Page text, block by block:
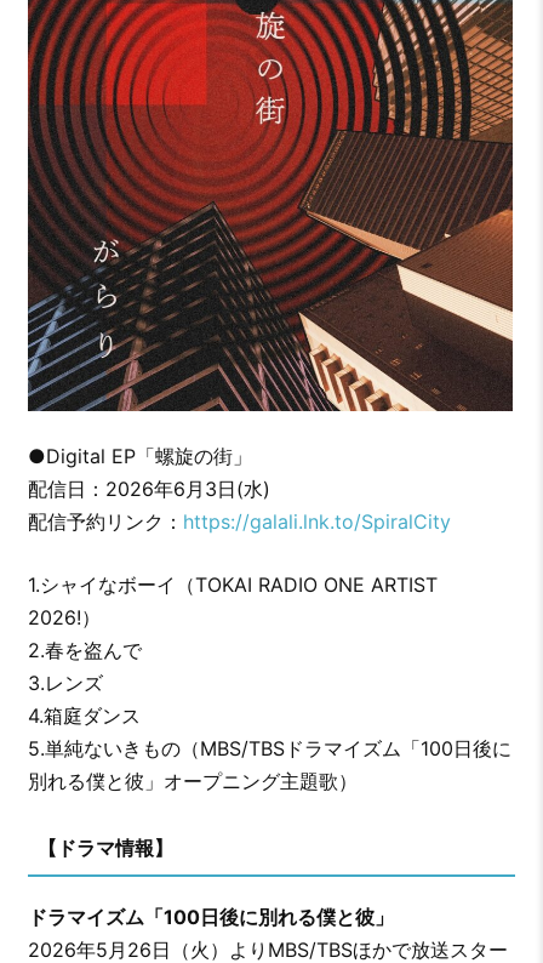
●Digital EP「螺旋の街」
配信日：2026年6月3日(水)
配信予約リンク： https://galali.lnk.to/SpiralCity
1.シャイなボーイ（TOKAI RADIO ONE ARTIST
2026!）
2.春を盗んで
3.レンズ
4.箱庭ダンス
5.単純ないきもの（MBS/TBSドラマイズム「100日後に
別れる僕と彼」オープニング主題歌）
【ドラマ情報】
ドラマイズム「100日後に別れる僕と彼」
2026年5月26日（火）よりMBS/TBSほかで放送スター